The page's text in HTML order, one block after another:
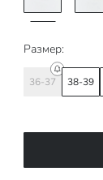
Размер:
36-37 38-39